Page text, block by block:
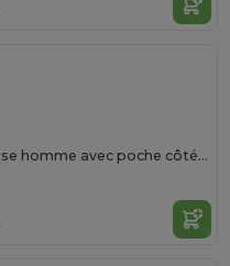
OXFORD Chemise homme avec poche côté coeur